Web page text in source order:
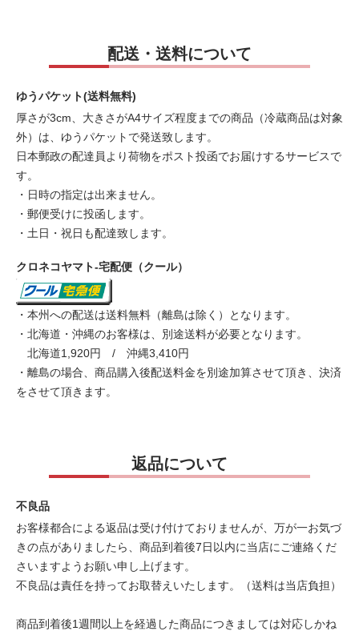
配送・送料について
ゆうパケット(送料無料)
厚さが3cm、大きさがA4サイズ程度までの商品（冷蔵商品は対象
外）は、ゆうパケットで発送致します。
日本郵政の配達員より荷物をポスト投函でお届けするサービスで
す。
・日時の指定は出来ません。
・郵便受けに投函します。
・土日・祝日も配達致します。
クロネコヤマト-宅配便（クール）
・本州への配送は送料無料（離島は除く）となります。
・北海道・沖縄のお客様は、別途送料が必要となります。
北海道1,920円 / 沖縄3,410円
・離島の場合、商品購入後配送料金を別途加算させて頂き、決済
をさせて頂きます。
返品について
不良品
お客様都合による返品は受け付けておりませんが、万が一お気づ
きの点がありましたら、商品到着後7日以内に当店にご連絡くだ
さいますようお願い申し上げます。
不良品は責任を持ってお取替えいたします。（送料は当店負担）
商品到着後1週間以上を経過した商品につきましては対応しかね